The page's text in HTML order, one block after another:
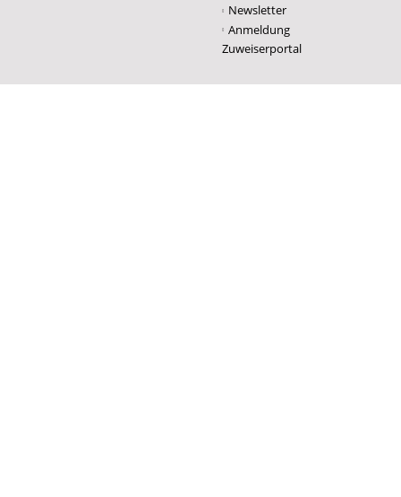
Newsletter
Anmeldung
Zuweiserportal